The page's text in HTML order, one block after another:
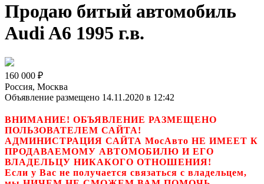
Продаю битый автомобиль
Audi A6 1995 г.в.
160 000 ₽
Россия, Москва
Объявление размещено 14.11.2020 в 12:42
ВНИМАНИЕ! ОБЪЯВЛЕНИЕ РАЗМЕЩЕНО
ПОЛЬЗОВАТЕЛЕМ САЙТА!
АДМИНИСТРАЦИЯ САЙТА МосАвто НЕ ИМЕЕТ К
ПРОДАВАЕМОМУ АВТОМОБИЛЮ И ЕГО
ВЛАДЕЛЬЦУ НИКАКОГО ОТНОШЕНИЯ!
Если у Вас не получается связаться с владельцем,